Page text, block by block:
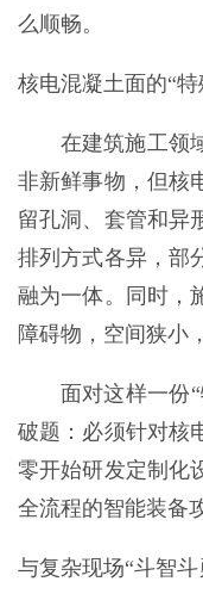
么顺畅。
核电混凝土面的“特
在建筑施工领
非新鲜事物，但核
留孔洞、套管和异
排列方式各异，部
融为一体。同时，
障碍物，空间狭小
面对这样一份
破题：必须针对核
零开始研发定制化
全流程的智能装备
与复杂现场“斗智斗